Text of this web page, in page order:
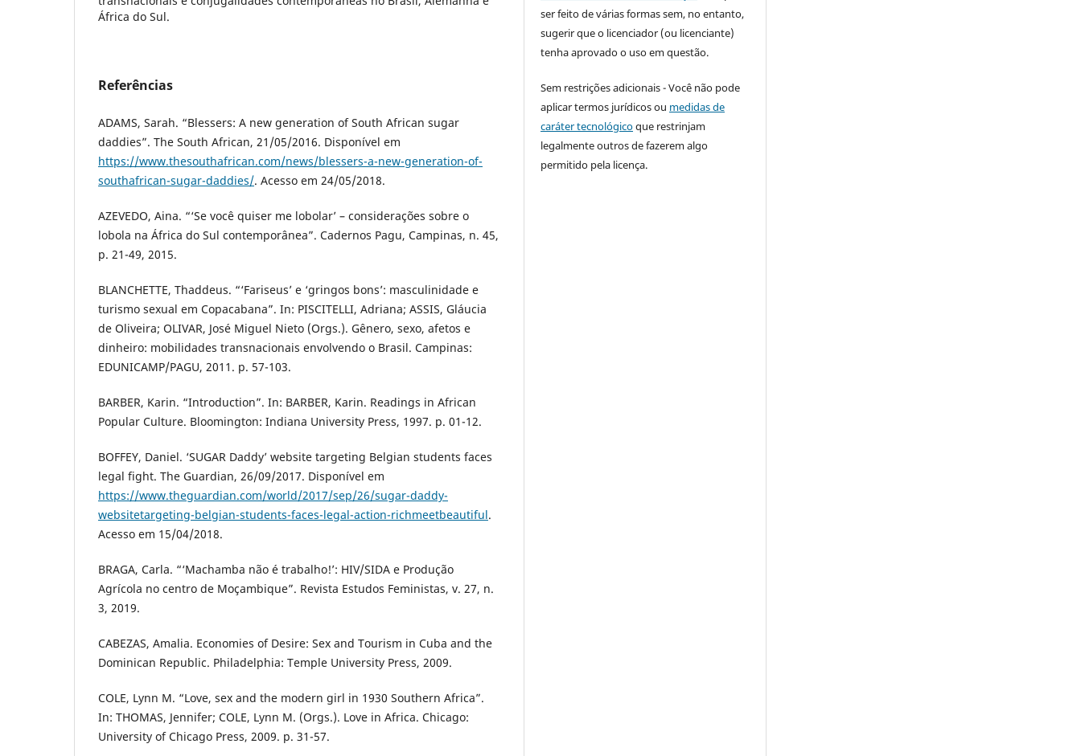
África do Sul.
Referências
ADAMS, Sarah. “Blessers: A new generation of South African sugar
daddies”. The South African, 21/05/2016. Disponível em
https://www.thesouthafrican.com/news/blessers-a-new-generation-of-
southafrican-sugar-daddies/. Acesso em 24/05/2018.
AZEVEDO, Aina. “‘Se você quiser me lobolar’ – considerações sobre o
lobola na África do Sul contemporânea”. Cadernos Pagu, Campinas, n. 45,
p. 21-49, 2015.
BLANCHETTE, Thaddeus. “‘Fariseus’ e ‘gringos bons’: masculinidade e
turismo sexual em Copacabana”. In: PISCITELLI, Adriana; ASSIS, Gláucia
de Oliveira; OLIVAR, José Miguel Nieto (Orgs.). Gênero, sexo, afetos e
dinheiro: mobilidades transnacionais envolvendo o Brasil. Campinas:
EDUNICAMP/PAGU, 2011. p. 57-103.
BARBER, Karin. “Introduction”. In: BARBER, Karin. Readings in African
Popular Culture. Bloomington: Indiana University Press, 1997. p. 01-12.
BOFFEY, Daniel. ‘SUGAR Daddy’ website targeting Belgian students faces
legal fight. The Guardian, 26/09/2017. Disponível em
https://www.theguardian.com/world/2017/sep/26/sugar-daddy-
websitetargeting-belgian-students-faces-legal-action-richmeetbeautiful.
Acesso em 15/04/2018.
BRAGA, Carla. “‘Machamba não é trabalho!’: HIV/SIDA e Produção
Agrícola no centro de Moçambique”. Revista Estudos Feministas, v. 27, n.
3, 2019.
CABEZAS, Amalia. Economies of Desire: Sex and Tourism in Cuba and the
Dominican Republic. Philadelphia: Temple University Press, 2009.
COLE, Lynn M. “Love, sex and the modern girl in 1930 Southern Africa”.
In: THOMAS, Jennifer; COLE, Lynn M. (Orgs.). Love in Africa. Chicago:
University of Chicago Press, 2009. p. 31-57.
ser feito de várias formas sem, no entanto,
sugerir que o licenciador (ou licenciante)
tenha aprovado o uso em questão.
Sem restrições adicionais - Você não pode
aplicar termos jurídicos ou medidas de
caráter tecnológicoque restrinjam
legalmente outros de fazerem algo
permitido pela licença.